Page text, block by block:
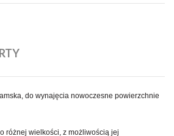
do wynajęcia nowoczesne powierzchnie
różnej wielkości, z możliwością jej